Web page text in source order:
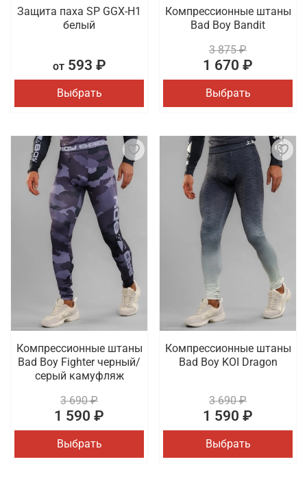
Защита паха SP GGX-H1
белый
от593 ₽
Выбрать
Компрессионные штаны
Bad Boy Bandit
3 875 ₽
1 670 ₽
Выбрать
Компрессионные штаны
Bad Boy Fighter черный/
серый камуфляж
3 690 ₽
1 590 ₽
Выбрать
Компрессионные штаны
Bad Boy KOI Dragon
3 690 ₽
1 590 ₽
Выбрать